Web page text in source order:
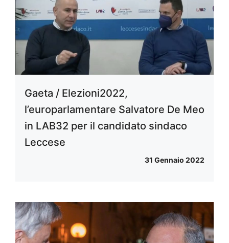
Gaeta / Elezioni2022,
l’europarlamentare Salvatore De Meo
in LAB32 per il candidato sindaco
Leccese
31 Gennaio 2022